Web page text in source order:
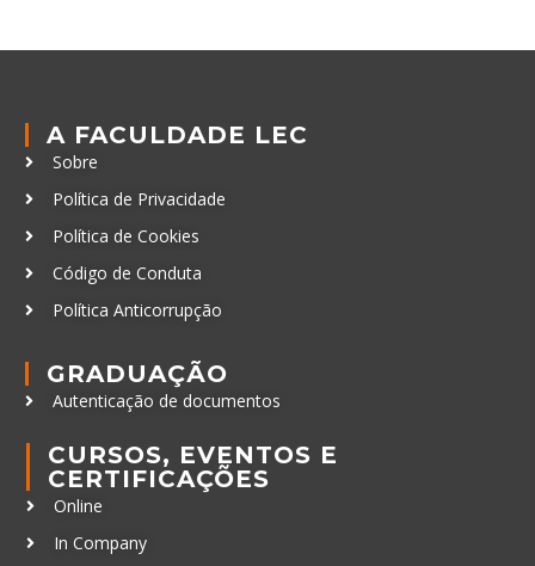
A FACULDADE LEC
Sobre
Política de Privacidade
Política de Cookies
Código de Conduta
Política Anticorrupção
GRADUAÇÃO
Autenticação de documentos
CURSOS, EVENTOS E
CERTIFICAÇÕES
Online
In Company